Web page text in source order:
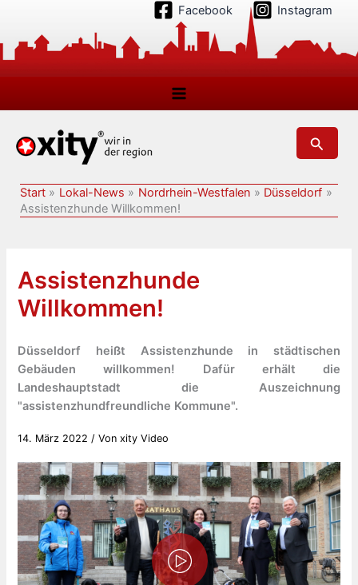
springen
Facebook Instagram
Suchen
Start Lokal-News Nordrhein-Westfalen
Düsseldorf
Assistenzhunde Willkommen!
Assistenzhunde
Willkommen!
Düsseldorf heißt Assistenzhunde in städtischen
Gebäuden willkommen! Dafür erhält die
Landeshauptstadt die Auszeichnung
"assistenzhundfreundliche Kommune".
14. März 2022 / Vonxity Video